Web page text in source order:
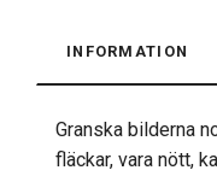
INFORMATION
Granska bilderna
fläckar, vara nött,